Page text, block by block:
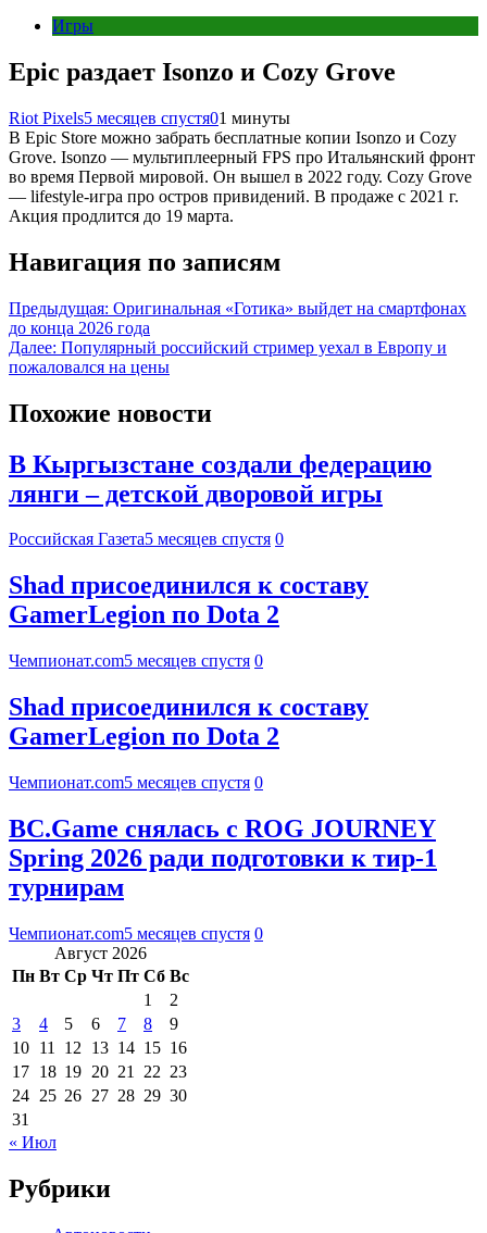
Игры
Epic раздает Isonzo и Cozy Grove
Riot Pixels5 месяцев спустя01 минуты
В Epic Store можно забрать бесплатные копии Isonzo и Cozy
Grove. Isonzo — мультиплеерный FPS про Итальянский фронт
во время Первой мировой. Он вышел в 2022 году. Cozy Grove
— lifestyle-игра про остров привидений. В продаже с 2021 г.
Акция продлится до 19 марта.
Навигация по записям
Предыдущая: Оригинальная «Готика» выйдет на смартфонах
до конца 2026 года
Далее: Популярный российский стример уехал в Европу и
пожаловался на цены
Похожие новости
В Кыргызстане создали федерацию
лянги – детской дворовой игры
Российская Газета5 месяцев спустя 0
Shad присоединился к составу
GamerLegion по Dota 2
Чемпионат.com5 месяцев спустя 0
Shad присоединился к составу
GamerLegion по Dota 2
Чемпионат.com5 месяцев спустя 0
BC.Game снялась с ROG JOURNEY
Spring 2026 ради подготовки к тир-1
турнирам
Чемпионат.com5 месяцев спустя 0
Август 2026
Пн Вт Ср Чт Пт Сб Вс
1
2
3
4 5 6 7 8
9
10 11 12 13 14 15 16
17 18 19 20 21 22 23
24 25 26 27 28 29 30
31
« Июл
Рубрики